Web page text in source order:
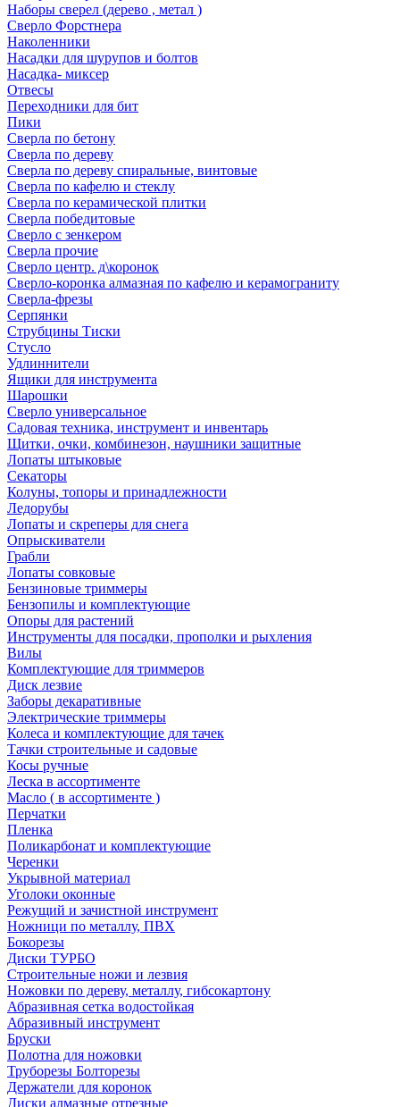
Наборы сверел (дерево , метал )
Сверло Форстнера
Наколенники
Насадки для шурупов и болтов
Насадка- миксер
Отвесы
Переходники для бит
Пики
Сверла по бетону
Сверла по дереву
Сверла по дереву спиральные, винтовые
Сверла по кафелю и стеклу
Сверла по керамической плитки
Сверла победитовые
Сверло с зенкером
Сверла прочие
Сверло центр. д\коронок
Сверло-коронка алмазная по кафелю и керамограниту
Сверла-фрезы
Серпянки
Струбцины Тиски
Стусло
Удлиннители
Ящики для инструмента
Шарошки
Сверло универсальное
Садовая техника, инструмент и инвентарь
Щитки, очки, комбинезон, наушники защитные
Лопаты штыковые
Секаторы
Колуны, топоры и принадлежности
Ледорубы
Лопаты и скреперы для снега
Опрыскиватели
Грабли
Лопаты совковые
Бензиновые триммеры
Бензопилы и комплектующие
Опоры для растений
Инструменты для посадки, прополки и рыхления
Вилы
Комплектующие для триммеров
Диск лезвие
Заборы декаративные
Электрические триммеры
Колеса и комплектующие для тачек
Тачки строительные и садовые
Косы ручные
Леска в ассортименте
Масло ( в ассортименте )
Перчатки
Пленка
Поликарбонат и комплектующие
Черенки
Укрывной материал
Уголоки оконные
Режущий и зачистной инструмент
Ножници по металлу, ПВХ
Бокорезы
Диски ТУРБО
Строительные ножи и лезвия
Ножовки по дереву, металлу, гибсокартону
Абразивная сетка водостойкая
Абразивный инструмент
Бруски
Полотна для ножовки
Труборезы Болторезы
Держатели для коронок
Диски алмазные отрезные